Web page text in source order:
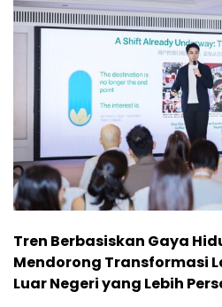
Tren Berbasiskan Gaya
Mendorong Transformasi
Luar Negeri yang Lebih